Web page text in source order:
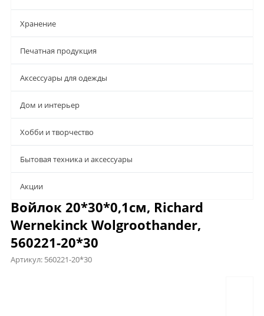
Хранение
Печатная продукция
Аксессуары для одежды
Дом и интерьер
Хобби и творчество
Бытовая техника и аксессуары
Aкции
Войлок 20*30*0,1см, Richard
Wernekinck Wolgroothander,
560221-20*30
Артикул: 560221-20*30